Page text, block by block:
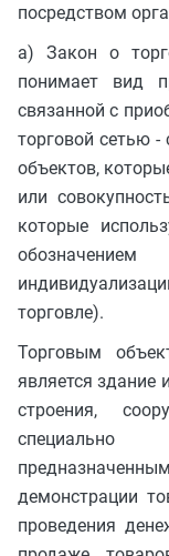
посредством
а) Закон о
понимает вид
связанной с
торговой сетью -
объектов,
или
которые
торговле).
Торговым
является здание
строения,
специально
демонстрации
проведения